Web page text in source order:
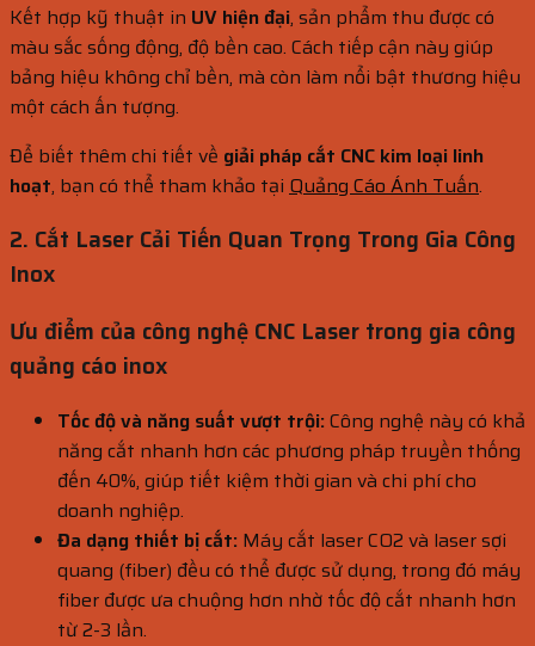
Kết hợp kỹ thuật in UV hiện đại, sản phẩm thu được có
màu sắc sống động, độ bền cao. Cách tiếp cận này giúp
bảng hiệu không chỉ bền, mà còn làm nổi bật thương hiệu
một cách ấn tượng.
Để biết thêm chi tiết về giải pháp cắt CNC kim loại linh
hoạt, bạn có thể tham khảo tại Quảng Cáo Ánh Tuấn.
2. Cắt Laser Cải Tiến Quan Trọng Trong Gia Công
Inox
Ưu điểm của công nghệ CNC Laser trong gia công
quảng cáo inox
Tốc độ và năng suất vượt trội:Công nghệ này có khả
năng cắt nhanh hơn các phương pháp truyền thống
đến 40%, giúp tiết kiệm thời gian và chi phí cho
doanh nghiệp.
Đa dạng thiết bị cắt: Máy cắt laser CO2 và laser sợi
quang (fiber) đều có thể được sử dụng, trong đó máy
fiber được ưa chuộng hơn nhờ tốc độ cắt nhanh hơn
từ 2-3 lần.